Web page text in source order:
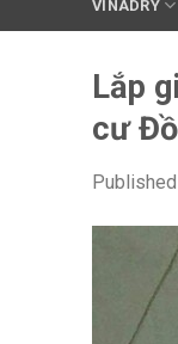
VINADRY
Lắp
cư
Published